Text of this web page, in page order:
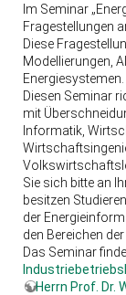
Im Seminar
Fragestellungen
Diese
Modellierungen,
Energiesystemen.
Diesen Seminar
mit
Informatik,
Sie sich bitte an
besitzen
der
den Bereichen
Das Seminar
Herrn Prof. Dr.